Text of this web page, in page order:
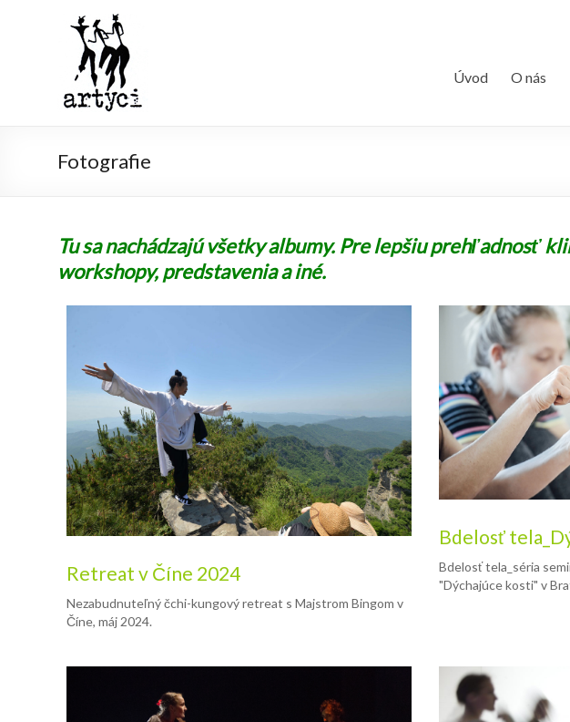
Úvod O nás
Fotografie
Tu sa nachádzajú všetky albumy. Pre lepšiu prehľadnosť
workshopy, predstavenia a iné.
Retreat v Číne 2024
Nezabudnuteľný čchi-kungový retreat s Majstrom Bingom v
Číne, máj 2024.
Bdelosť
Bdelosť tela_séria
"Dýchajúce kosti" v